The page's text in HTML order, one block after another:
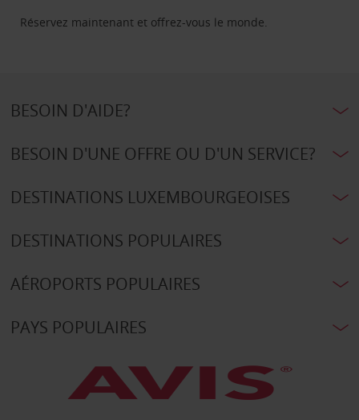
Réservez maintenant et offrez-vous le monde.
BESOIN D'AIDE?
BESOIN D'UNE OFFRE OU D'UN SERVICE?
DESTINATIONS LUXEMBOURGEOISES
DESTINATIONS POPULAIRES
AÉROPORTS POPULAIRES
PAYS POPULAIRES